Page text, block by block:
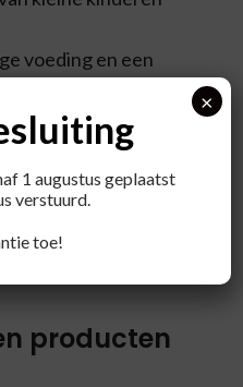
voeding en een
vervanging voor een
producten
1 augustus geplaatst
verstuurd.
toe!
×